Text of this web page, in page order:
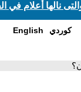
نالها أعلام في
English كوردي